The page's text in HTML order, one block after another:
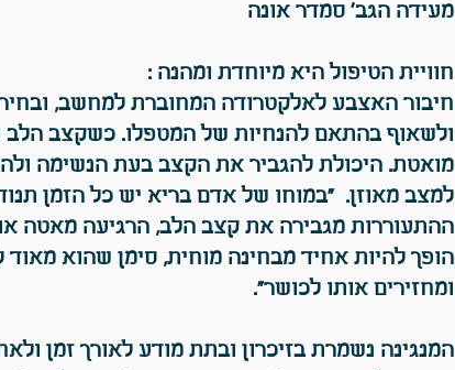
מעידה הגב' סמדר אונה
חוויית הטיפול היא מיוחדת ומהנה :
חיבור האצבע לאלקטרודה המחוברת למחשב,
ולשאוף בהתאם להנחיות של המטפלו. כשקצב הלב
מואטת. היכולת להגביר את הקצב בעת הנשימה
למצב מאוזן. "במוחו של אדם בריא יש כל הזמן
ההתעוררות מגבירה את קצב הלב, הרגיעה מאטה
הופך להיות אחיד מבחינה מוחית, סימן שהוא
ומחזירים אותו לכושר".
המנגינה נשמרת בזיכרון ובתת מודע לאורך זמן